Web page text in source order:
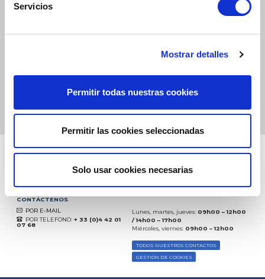
Servicios
Mostrar detalles
Permitir todas nuestras cookies
Permitir las cookies seleccionadas
Solo usar cookies necesarias
PAQUETES PEQUEÑOS: TNT, GÉODIS, FRANCE EXPRESS, DPD
eKomi
08.08.2026 MÁS
Basado en37872 opiniones
CONTÁCTENOS
POR E-MAIL
POR TELEFONO: + 33 (0)4 42 01
07 68
Lunes, martes, jueves: 09h00 – 12h00
/ 14h00 – 17h00
Miércoles, viernes: 09h00 – 12h00
TODOS NUESTROS CONTACTOS
GESTIÓN DE COOKIES